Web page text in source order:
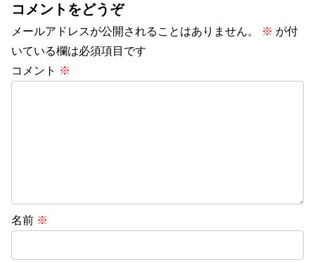
コメントをどうぞ
メールアドレスが公開されることはありません。 ※ が付
いている欄は必須項目です
コメント ※
名前 ※